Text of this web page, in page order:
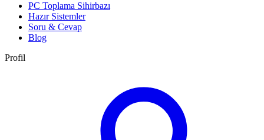
PC Toplama Sihirbazı
Hazır Sistemler
Soru & Cevap
Blog
Profil